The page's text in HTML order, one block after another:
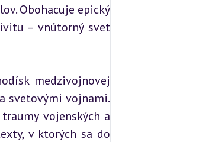
Obohacuje epický
– vnútorný svet
medzivojnovej
svetovými vojnami.
vojenských a
v ktorých sa do